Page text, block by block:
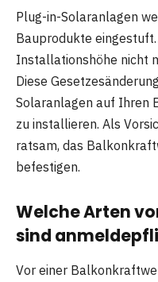
Plug-in-Solaranlagen
Bauprodukte
Installationshöhe nicht
Diese
Solaranlagen auf Ihren
zu installieren. Als
ratsam, das
befestigen.
Welche Arten
sind
Vor einer